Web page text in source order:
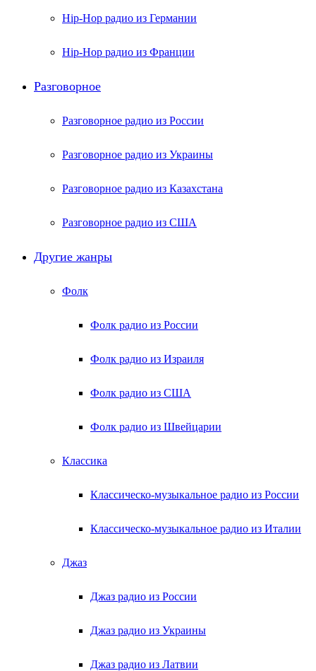
Hip-Hop радио из Германии
Hip-Hop радио из Франции
Разговорное
Разговорное радио из России
Разговорное радио из Украины
Разговорное радио из Казахстана
Разговорное радио из США
Другие жанры
Фолк
Фолк радио из России
Фолк радио из Израиля
Фолк радио из США
Фолк радио из Швейцарии
Классика
Классическо-музыкальное радио из России
Классическо-музыкальное радио из Италии
Джаз
Джаз радио из России
Джаз радио из Украины
Джаз радио из Латвии